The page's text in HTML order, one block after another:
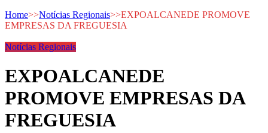
Home>>Notícias Regionais>>EXPOALCANEDE PROMOVE
EMPRESAS DA FREGUESIA
Notícias Regionais
EXPOALCANEDE
PROMOVE EMPRESAS DA
FREGUESIA